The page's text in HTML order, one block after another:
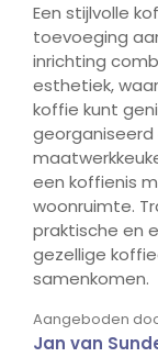
Een stijlvolle
toevoeging
inrichting
esthetiek,
koffie kunt
georganiseerd
een koffienis
woonruimte.
praktische en
gezellige
samenkomen.
Aangeboden
Jan van